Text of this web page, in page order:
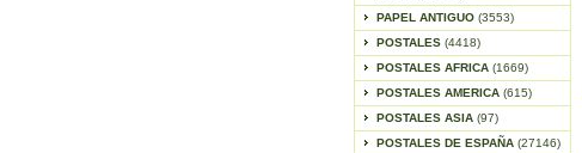
PAPEL ANTIGUO (3553)
POSTALES (4418)
POSTALES AFRICA (1669)
POSTALES AMERICA (615)
POSTALES ASIA (97)
POSTALES DE ESPAÑA (27146)